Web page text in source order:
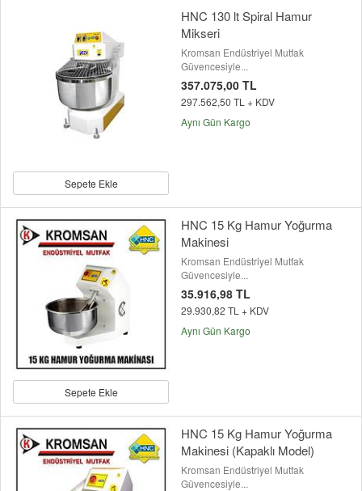
Sepete Ekle
HNC 130 lt Spiral Hamur
Mikseri
Kromsan Endüstriyel Mutfak
Güvencesiyle...
357.075,00 TL
297.562,50 TL + KDV
Aynı Gün Kargo
Sepete Ekle
HNC 15 Kg Hamur Yoğurma
Makinesi
Kromsan Endüstriyel Mutfak
Güvencesiyle...
35.916,98 TL
29.930,82 TL + KDV
Aynı Gün Kargo
HNC 15 Kg Hamur Yoğurma
Makinesi (Kapaklı Model)
Kromsan Endüstriyel Mutfak
Güvencesiyle...